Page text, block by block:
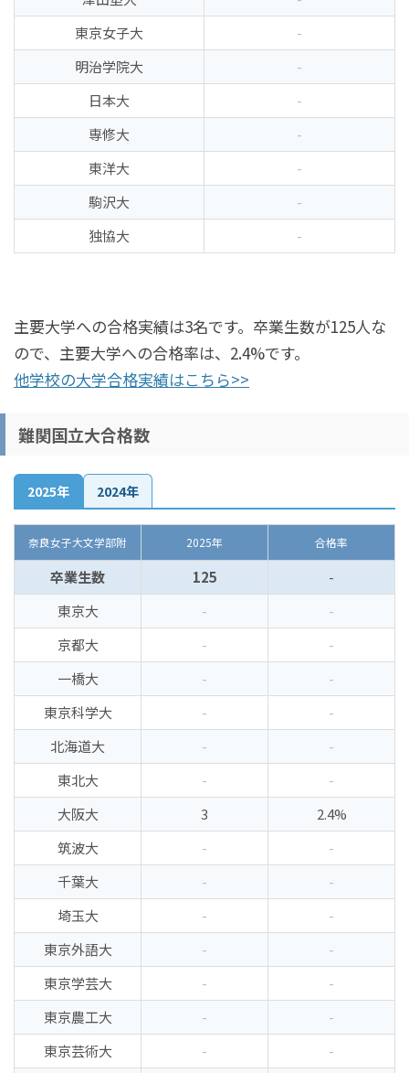
東京女子大
-
明治学院大
-
日本大
-
専修大
-
東洋大
-
駒沢大
-
独協大
-
主要大学への合格実績は3名です。卒業生数が125人な
ので、主要大学への合格率は、2.4%です。
他学校の大学合格実績はこちら>>
難関国立大合格数
2025年 2024年
奈良女子大文学部附 2025年 合格率
卒業生数 125
-
東京大
-
-
京都大
-
-
一橋大
-
-
東京科学大
-
-
北海道大
-
-
東北大
-
-
大阪大
3
2.4%
筑波大
-
-
千葉大
-
-
埼玉大
-
-
東京外語大
-
-
東京学芸大
-
-
東京農工大
-
-
東京芸術大
-
-